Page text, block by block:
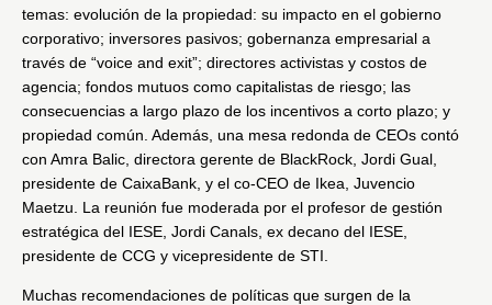
temas: evolución de la propiedad: su impacto en el gobierno
corporativo; inversores pasivos; gobernanza empresarial a
través de “voice and exit”; directores activistas y costos de
agencia; fondos mutuos como capitalistas de riesgo; las
consecuencias a largo plazo de los incentivos a corto plazo; y
propiedad común. Además, una mesa redonda de CEOs contó
con Amra Balic, directora gerente de BlackRock, Jordi Gual,
presidente de CaixaBank, y el co-CEO de Ikea, Juvencio
Maetzu. La reunión fue moderada por el profesor de gestión
estratégica del IESE, Jordi Canals, ex decano del IESE,
presidente de CCG y vicepresidente de STI.
Muchas recomendaciones de políticas que surgen de la